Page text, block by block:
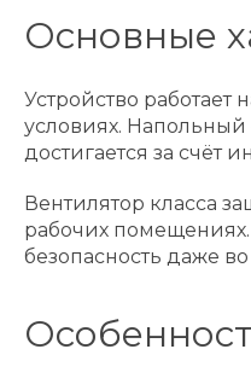
Основные
Устройство
условиях.
достигается за счёт
Вентилятор класса
рабочих
безопасность даже